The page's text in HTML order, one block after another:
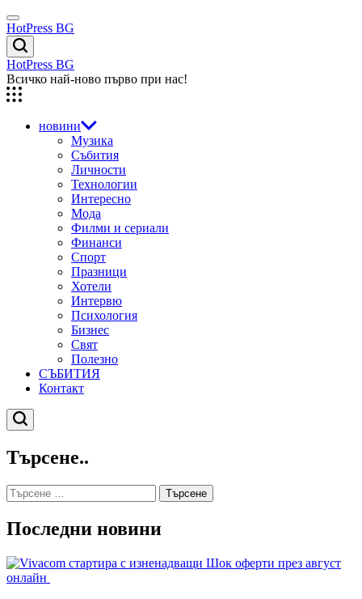
Skip
to
content
Menu
HotPress BG
Търсене
HotPress BG
Всичко най-ново първо при нас!
новини
Музика
Събития
Личности
Технологии
Интересно
Мода
Филми и сериали
Финанси
Спорт
Празници
Хотели
Интервю
Психология
Бизнес
Свят
Полезно
СЪБИТИЯ
Контакт
Търсене
Търсене..
Търсене
за:
Последни новини